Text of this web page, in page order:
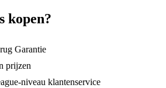
kopen?
Garantie
prijzen
niveau klantenservice